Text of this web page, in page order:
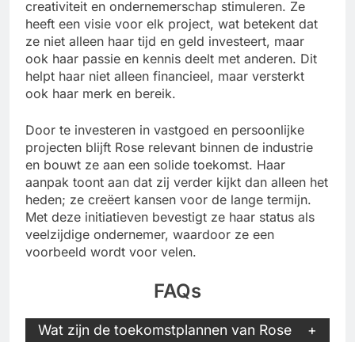
creativiteit en ondernemerschap stimuleren. Ze
heeft een visie voor elk project, wat betekent dat
ze niet alleen haar tijd en geld investeert, maar
ook haar passie en kennis deelt met anderen. Dit
helpt haar niet alleen financieel, maar versterkt
ook haar merk en bereik.
Door te investeren in vastgoed en persoonlijke
projecten blijft Rose relevant binnen de industrie
en bouwt ze aan een solide toekomst. Haar
aanpak toont aan dat zij verder kijkt dan alleen het
heden; ze creëert kansen voor de lange termijn.
Met deze initiatieven bevestigt ze haar status als
veelzijdige ondernemer, waardoor ze een
voorbeeld wordt voor velen.
FAQs
Wat zijn de toekomstplannen van Rose